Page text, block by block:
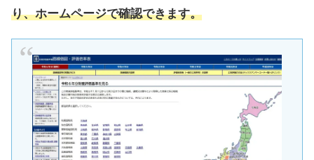
り、ホームページで確認できます。